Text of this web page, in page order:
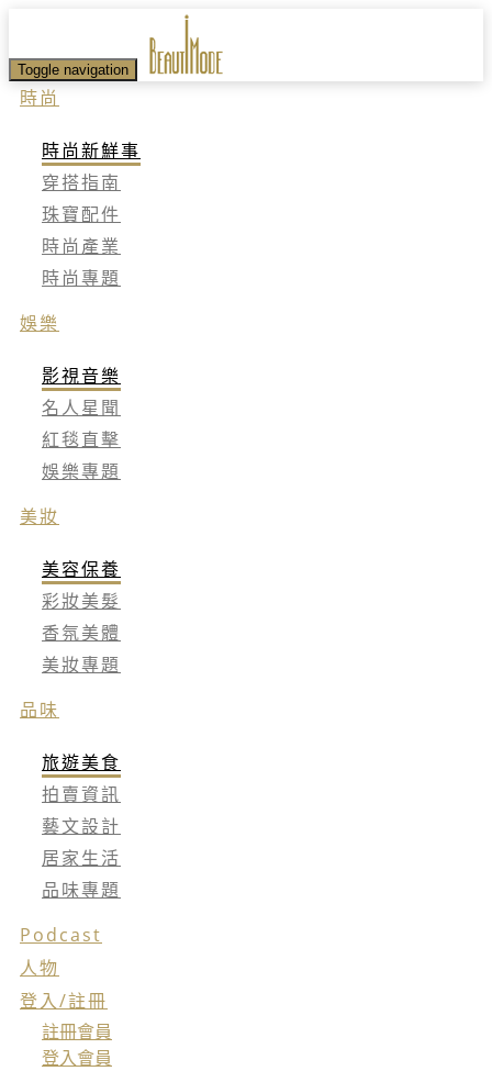
Toggle navigation
時尚
時尚新鮮事
穿搭指南
珠寶配件
時尚產業
時尚專題
娛樂
影視音樂
名人星聞
紅毯直擊
娛樂專題
美妝
美容保養
彩妝美髮
香氛美體
美妝專題
品味
旅遊美食
拍賣資訊
藝文設計
居家生活
品味專題
Podcast
人物
登入/註冊
註冊會員
登入會員